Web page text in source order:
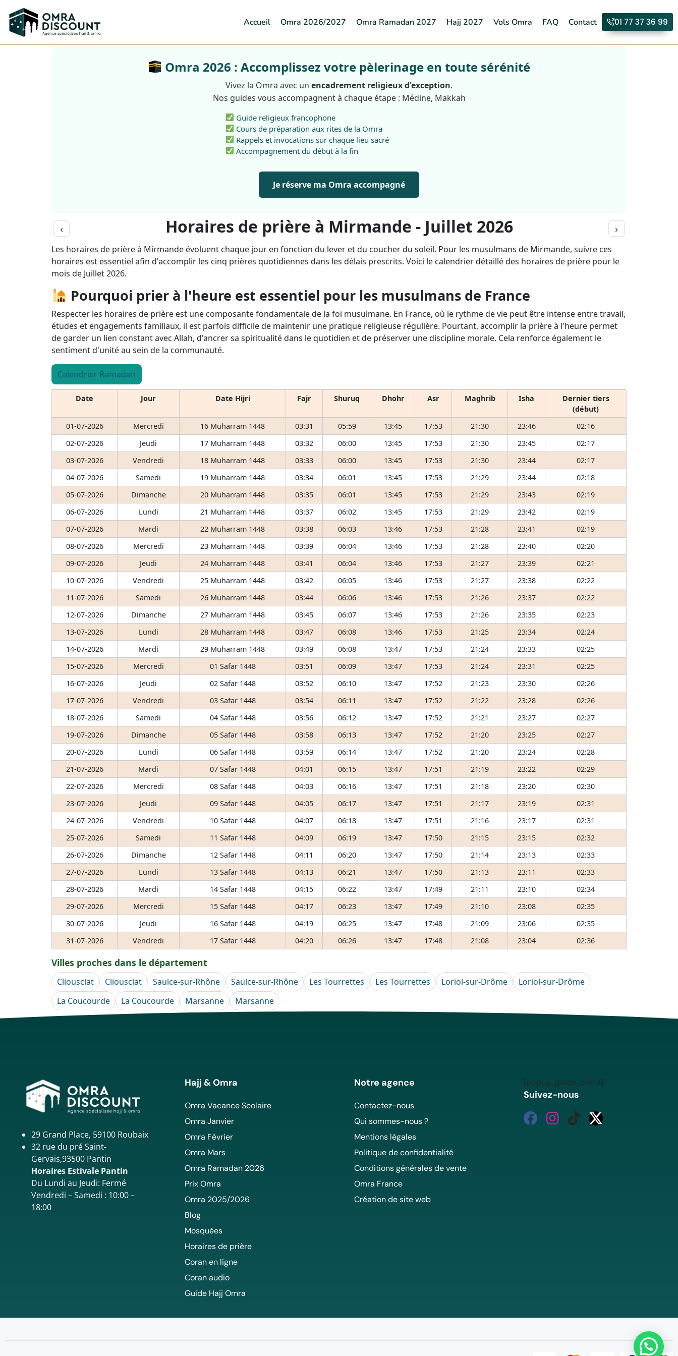
Accueil Omra 2026/2027 Omra Ramadan 2027 Hajj 2027 Vols Omra FAQ Contact 01 77 37 36 99
Omra 2026 : Accomplissez votre pèlerinage en toute sérénité
Vivez la Omra avec un encadrement religieux d'exception.
Nos guides vous accompagnent à chaque étape : Médine, Makkah
Guide religieux francophone
Cours de préparation aux rites de la Omra
Rappels et invocations sur chaque lieu sacré
Accompagnement du début à la fin
Je réserve ma Omra accompagné
‹ Horaires de prière à Mirmande - Juillet 2026 ›
Les horaires de prière à Mirmande évoluent chaque jour en fonction du lever et du coucher du soleil. Pour les musulmans de Mirmande, suivre ces
horaires est essentiel afin d'accomplir les cinq prières quotidiennes dans les délais prescrits. Voici le calendrier détaillé des horaires de prière pour le
mois de Juillet 2026.
Pourquoi prier à l'heure est essentiel pour les musulmans de France
Respecter les horaires de prière est une composante fondamentale de la foi musulmane. En France, où le rythme de vie peut être intense entre travail,
études et engagements familiaux, il est parfois difficile de maintenir une pratique religieuse régulière. Pourtant, accomplir la prière à l'heure permet
de garder un lien constant avec Allah, d'ancrer sa spiritualité dans le quotidien et de préserver une discipline morale. Cela renforce également le
sentiment d'unité au sein de la communauté.
Calendrier Ramadan
Date Jour Date Hijri Fajr Shuruq Dhohr Asr Maghrib Isha
Dernier tiers
(début)
01-07-2026
Mercredi 16 Muharram 1448 03:31 05:59 13:45 17:53 21:30 23:46
02:16
02-07-2026
Jeudi 17 Muharram 1448 03:32 06:00 13:45 17:53 21:30 23:45
02:17
03-07-2026
Vendredi 18 Muharram 1448 03:33 06:00 13:45 17:53 21:30 23:44
02:17
04-07-2026
Samedi 19 Muharram 1448 03:34 06:01 13:45 17:53 21:29 23:44
02:18
05-07-2026
Dimanche 20 Muharram 1448 03:35 06:01 13:45 17:53 21:29 23:43
02:19
06-07-2026
Lundi 21 Muharram 1448 03:37 06:02 13:45 17:53 21:29 23:42
02:19
07-07-2026
Mardi 22 Muharram 1448 03:38 06:03 13:46 17:53 21:28 23:41
02:19
08-07-2026
Mercredi 23 Muharram 1448 03:39 06:04 13:46 17:53 21:28 23:40
02:20
09-07-2026
Jeudi 24 Muharram 1448 03:41 06:04 13:46 17:53 21:27 23:39
02:21
10-07-2026
Vendredi 25 Muharram 1448 03:42 06:05 13:46 17:53 21:27 23:38
02:22
11-07-2026
Samedi 26 Muharram 1448 03:44 06:06 13:46 17:53 21:26 23:37
02:22
12-07-2026
Dimanche 27 Muharram 1448 03:45 06:07 13:46 17:53 21:26 23:35
02:23
13-07-2026
Lundi 28 Muharram 1448 03:47 06:08 13:46 17:53 21:25 23:34
02:24
14-07-2026
Mardi 29 Muharram 1448 03:49 06:08 13:47 17:53 21:24 23:33
02:25
15-07-2026
Mercredi 01 Safar 1448 03:51 06:09 13:47 17:53 21:24 23:31
02:25
16-07-2026
Jeudi 02 Safar 1448 03:52 06:10 13:47 17:52 21:23 23:30
02:26
17-07-2026
Vendredi 03 Safar 1448 03:54 06:11 13:47 17:52 21:22 23:28
02:26
18-07-2026
Samedi 04 Safar 1448 03:56 06:12 13:47 17:52 21:21 23:27
02:27
19-07-2026
Dimanche 05 Safar 1448 03:58 06:13 13:47 17:52 21:20 23:25
02:27
20-07-2026
Lundi 06 Safar 1448 03:59 06:14 13:47 17:52 21:20 23:24
02:28
21-07-2026
Mardi 07 Safar 1448 04:01 06:15 13:47 17:51 21:19 23:22
02:29
22-07-2026
Mercredi 08 Safar 1448 04:03 06:16 13:47 17:51 21:18 23:20
02:30
23-07-2026
Jeudi 09 Safar 1448 04:05 06:17 13:47 17:51 21:17 23:19
02:31
24-07-2026
Vendredi 10 Safar 1448 04:07 06:18 13:47 17:51 21:16 23:17
02:31
25-07-2026
Samedi 11 Safar 1448 04:09 06:19 13:47 17:50 21:15 23:15
02:32
26-07-2026
Dimanche 12 Safar 1448 04:11 06:20 13:47 17:50 21:14 23:13
02:33
27-07-2026
Lundi 13 Safar 1448 04:13 06:21 13:47 17:50 21:13 23:11
02:33
28-07-2026
Mardi 14 Safar 1448 04:15 06:22 13:47 17:49 21:11 23:10
02:34
29-07-2026
Mercredi 15 Safar 1448 04:17 06:23 13:47 17:49 21:10 23:08
02:35
30-07-2026
Jeudi 16 Safar 1448 04:19 06:25 13:47 17:48 21:09 23:06
02:35
31-07-2026
Vendredi 17 Safar 1448 04:20 06:26 13:47 17:48 21:08 23:04 02:36
Villes proches dans le département
Cliousclat Cliousclat Saulce-sur-Rhône Saulce-sur-Rhône Les Tourrettes Les Tourrettes Loriol-sur-Drôme
Loriol-sur-Drôme
La Coucourde
La Coucourde Marsanne Marsanne
29 Grand Place, 59100 Roubaix
32 rue du pré Saint-
Gervais,93500 Pantin
Horaires Estivale Pantin
Du Lundi au Jeudi: Fermé
Vendredi – Samedi : 10:00 –
18:00
Hajj & Omra
Omra Vacance Scolaire
Omra Janvier
Omra Février
Omra Mars
Omra Ramadan 2026
Prix Omra
Omra 2025/2026
Blog
Mosquées
Horaires de prière
Coran en ligne
Coran audio
Guide Hajj Omra
Notre agence
Contactez-nous
Qui sommes-nous ?
Mentions légales
Politique de confidentialité
Conditions générales de vente
Omra France
Création de site web
[popup_guide_omra]
Suivez-nous